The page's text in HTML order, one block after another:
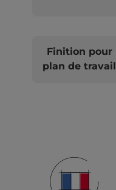
Finition pour
plan de travail